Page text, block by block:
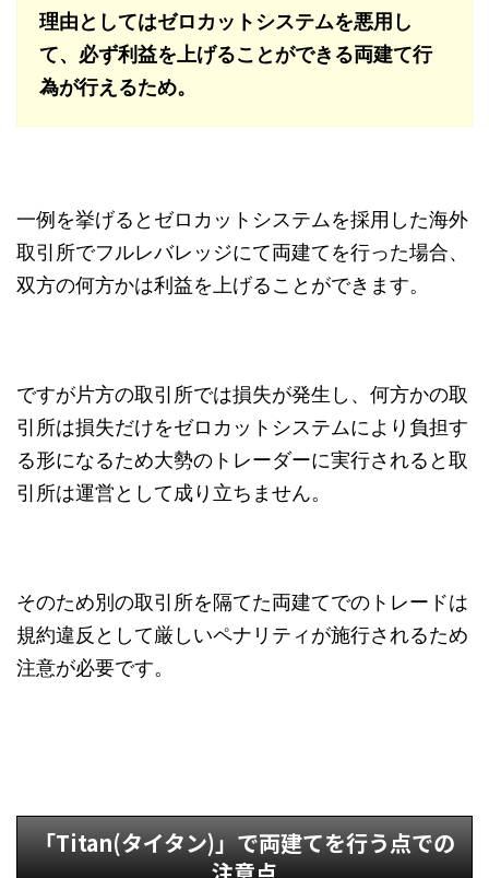
理由としてはゼロカットシステムを悪用し
て、必ず利益を上げることができる両建て行
為が行えるため。
一例を挙げるとゼロカットシステムを採用した海外
取引所でフルレバレッジにて両建てを行った場合、
双方の何方かは利益を上げることができます。
ですが片方の取引所では損失が発生し、何方かの取
引所は損失だけをゼロカットシステムにより負担す
る形になるため大勢のトレーダーに実行されると取
引所は運営として成り立ちません。
そのため別の取引所を隔てた両建てでのトレードは
規約違反として厳しいペナリティが施行されるため
注意が必要です。
「Titan(タイタン)」で両建てを行う点での